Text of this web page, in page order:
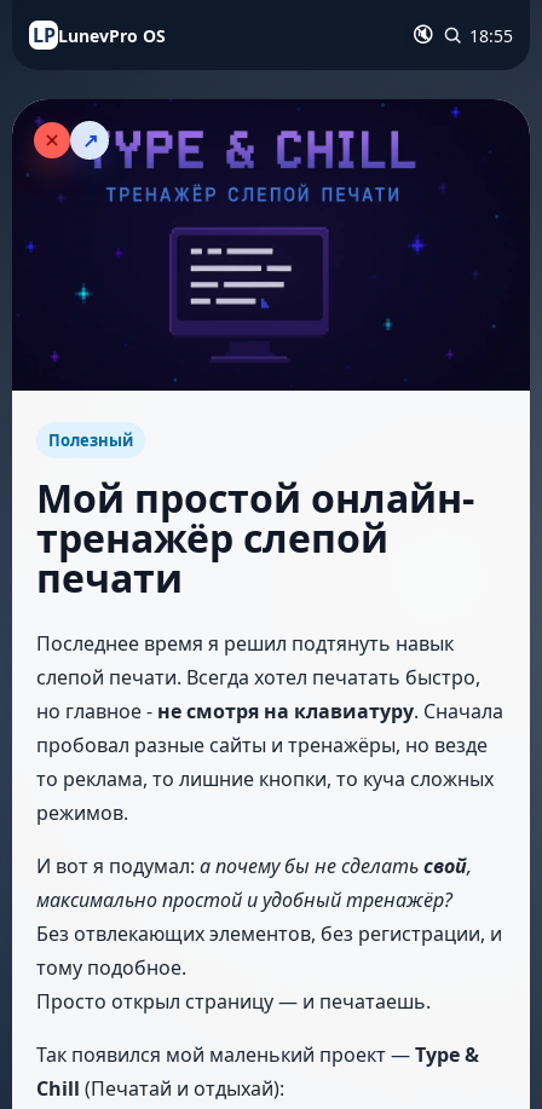
LPLunevPro OS 🔇 18:55
↗
Полезный
Мой простой онлайн-
тренажёр слепой
печати
Последнее время я решил подтянуть навык
слепой печати. Всегда хотел печатать быстро,
но главное - не смотря на клавиатуру. Сначала
пробовал разные сайты и тренажёры, но везде
то реклама, то лишние кнопки, то куча сложных
режимов.
И вот я подумал: а почему бы не сделатьсвой,
максимально простой и удобный тренажёр?
Без отвлекающих элементов, без регистрации, и
тому подобное.
Просто открыл страницу — и печатаешь.
Так появился мой маленький проект —Type &
Chill (Печатай и отдыхай):